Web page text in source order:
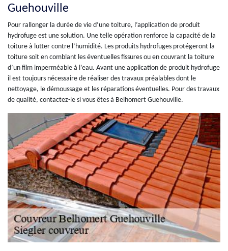
Guehouville
Pour rallonger la durée de vie d’une toiture, l’application de produit
hydrofuge est une solution. Une telle opération renforce la capacité de la
toiture à lutter contre l’humidité. Les produits hydrofuges protégeront la
toiture soit en comblant les éventuelles fissures ou en couvrant la toiture
d’un film imperméable à l’eau. Avant une application de produit hydrofuge
il est toujours nécessaire de réaliser des travaux préalables dont le
nettoyage, le démoussage et les réparations éventuelles. Pour des travaux
de qualité, contactez-le si vous êtes à Belhomert Guehouville.